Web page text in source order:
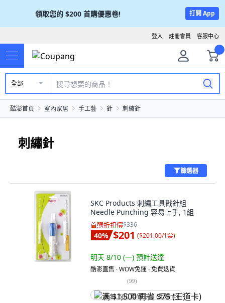
領取您的 $200 首購優惠卷! 打開 App
客服中心
註冊會員
登入
全部
酷澎首頁 室內家居 手工藝 針 刺繡針
刺繡針
篩選器
SKC Products 刺繡工具戳針組
Needle Punching 容易上手, 1組
首購折扣價$336
40% $201 ($201.00/1套)
明天 8/10 (一) 預計送達
酷澎直售 ∙ WOW免運 ∙ 免費退貨
(99)
满 $1,500 再省 $75 (王道卡)